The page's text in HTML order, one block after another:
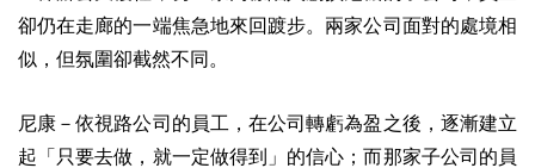
卻仍在走廊的一端焦急地來回踱步。兩家公司面對的處境相
似，但氛圍卻截然不同。
尼康－依視路公司的員工，在公司轉虧為盈之後，逐漸建立
起「只要去做，就一定做得到」的信心；而那家子公司的員